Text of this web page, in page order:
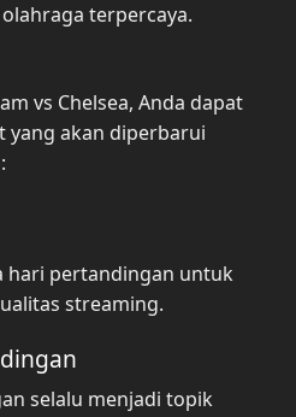
terpercaya.
vs Chelsea, Anda dapat
akan diperbarui
hari pertandingan untuk
streaming.
selalu menjadi topik